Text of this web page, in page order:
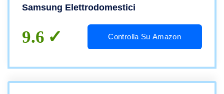
Samsung Elettrodomestici
9.6 Controlla Su Amazon